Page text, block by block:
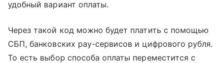
удобный вариант оплаты.
Через такой код можно будет платить с помощью
СБП, банковских pay-сервисов и цифрового рубля.
То есть выбор способа оплаты переместится с